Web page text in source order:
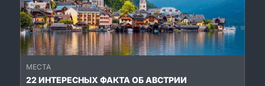
МЕСТА
22 ИНТЕРЕСНЫХ ФАКТА ОБ АВСТРИИ